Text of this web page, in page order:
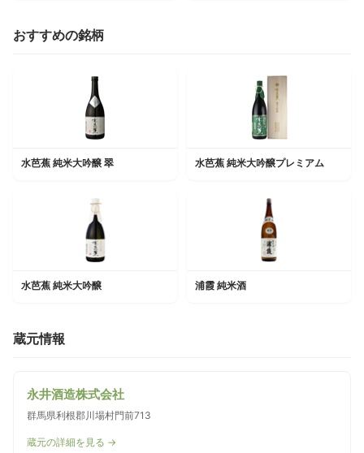
おすすめの銘柄
水芭蕉 純米大吟醸 翠 水芭蕉 純米大吟醸プレミアム
水芭蕉 純米大吟醸 浦霞 純米酒
蔵元情報
永井酒造株式会社
群馬県利根郡川場村門前713
蔵元の詳細を見る →